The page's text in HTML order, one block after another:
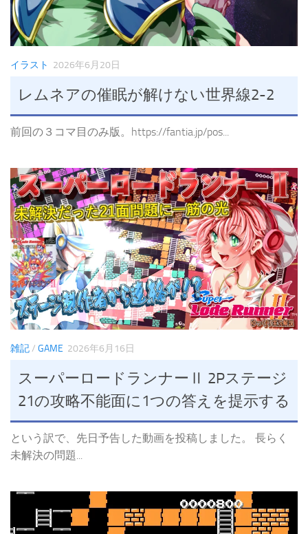
イラスト 2026年6月20日
レムネアの催眠が解けない世界線2-2
前回の３コマ目のみ版。https://fantia.jp/pos...
雑記/ GAME 2026年6月16日
スーパーロードランナーⅡ 2Pステージ
21の攻略不能面に1つの答えを提示する
という訳で、先日予告した動画を投稿しました。 長らく
未解決の問題...